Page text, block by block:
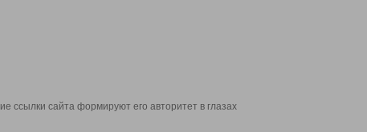
ссылки сайта формируют его авторитет в глазах